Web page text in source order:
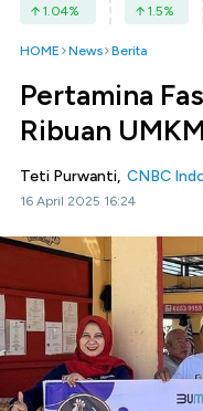
1.04% 1.5%
HOME News Berita
Pertamina
Ribuan
Teti Purwanti, CNBC
16 April 2025 16:24